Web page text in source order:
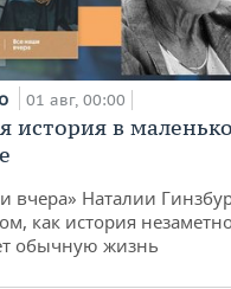
01 авг, 00:00
история в
вчера» Наталии
как история
обычную жизнь